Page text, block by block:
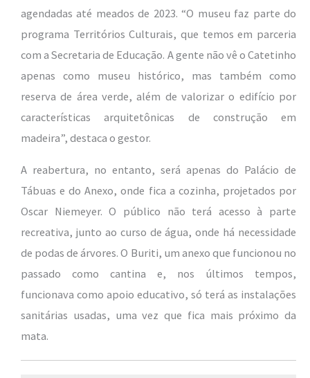
agendadas até meados de 2023. “O museu faz parte do
programa Territórios Culturais, que temos em parceria
com a Secretaria de Educação. A gente não vê o Catetinho
apenas como museu histórico, mas também como
reserva de área verde, além de valorizar o edifício por
características arquitetônicas de construção em
madeira”, destaca o gestor.
A reabertura, no entanto, será apenas do Palácio de
Tábuas e do Anexo, onde fica a cozinha, projetados por
Oscar Niemeyer. O público não terá acesso à parte
recreativa, junto ao curso de água, onde há necessidade
de podas de árvores. O Buriti, um anexo que funcionou no
passado como cantina e, nos últimos tempos,
funcionava como apoio educativo, só terá as instalações
sanitárias usadas, uma vez que fica mais próximo da
mata.